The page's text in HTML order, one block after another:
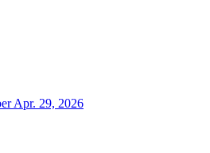
Apr. 29, 2026